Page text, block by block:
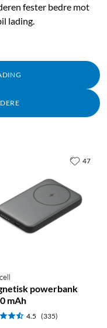
fester bedre mot
lading.
powerbank
mAh
4.5 (335)
47